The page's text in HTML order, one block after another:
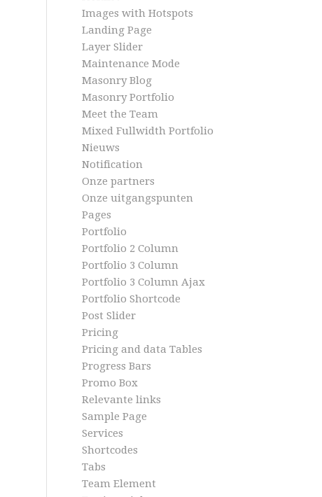
Images with Hotspots
Landing Page
Layer Slider
Maintenance Mode
Masonry Blog
Masonry Portfolio
Meet the Team
Mixed Fullwidth Portfolio
Nieuws
Notification
Onze partners
Onze uitgangspunten
Pages
Portfolio
Portfolio 2 Column
Portfolio 3 Column
Portfolio 3 Column Ajax
Portfolio Shortcode
Post Slider
Pricing
Pricing and data Tables
Progress Bars
Promo Box
Relevante links
Sample Page
Services
Shortcodes
Tabs
Team Element